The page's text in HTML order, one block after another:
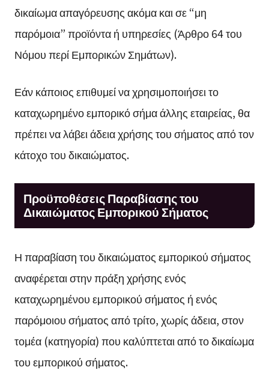
δικαίωμα απαγόρευσης ακόμα και σε “μη
παρόμοια” προϊόντα ή υπηρεσίες (Άρθρο 64 του
Νόμου περί Εμπορικών Σημάτων).
Εάν κάποιος επιθυμεί να χρησιμοποιήσει το
καταχωρημένο εμπορικό σήμα άλλης εταιρείας, θα
πρέπει να λάβει άδεια χρήσης του σήματος από τον
κάτοχο του δικαιώματος.
Προϋποθέσεις Παραβίασης του
Δικαιώματος Εμπορικού Σήματος
Η παραβίαση του δικαιώματος εμπορικού σήματος
αναφέρεται στην πράξη χρήσης ενός
καταχωρημένου εμπορικού σήματος ή ενός
παρόμοιου σήματος από τρίτο, χωρίς άδεια, στον
τομέα (κατηγορία) που καλύπτεται από το δικαίωμα
του εμπορικού σήματος.